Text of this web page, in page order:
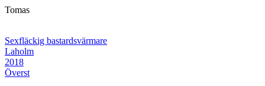
Tomas
Sexfläckig bastardsvärmare
Laholm
2018
Överst